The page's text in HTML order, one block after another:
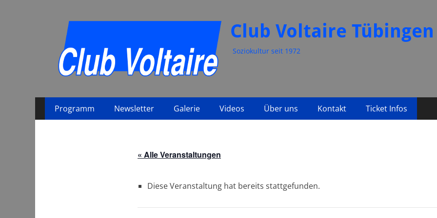
Club Voltaire Tübingen
Soziokultur seit 1972
Primäres
Menü
Inhalt
Programm Newsletter Galerie Videos Über uns Kontakt Ticket Infos
« Alle Veranstaltungen
Diese Veranstaltung hat bereits stattgefunden.